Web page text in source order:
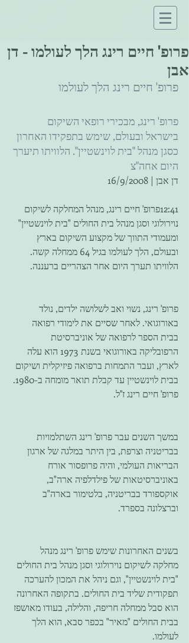
פרופ' חיים רינג הלך לעולמו - דן
אבן
פרופ' חיים רינג הלך לעולמו
פרופ' רינג, מבכירי רופאי השיקום
בישראל ובעולם, שימש בתפקידו האחרון
כסגן מנהל "בית לוינשטיין". הלוויתו תיערך
היום אחה"צ
דן אבן | 16/9/2008
12:41פרופ' חיים רינג, מנהל המחלקה לשיקום
נוירולוגי וסגן מנהל בית החולים "בית לוינשטיין"
ומעמודי התווך של מקצוע השיקום בארץ
ובעולם, הלך לעולמו בגיל 64 ממחלה קשה.
הלוויתו תערך היום אחר הצהריים ברעננה.
פרופ' רינג, נשוי ואב לשלושה ילדים, נולד
באורוגואי. לאחר שסיים את לימודי רפואה
בבית הספר לרפואה של אוניברסיטת
הרפובליקה באורוגואי בשנת 1973 הוא עלה
לארץ, ועבר התמחות ברפואה פיזיקלית ושיקום
בבית לוינשטיין עד קבלת תואר מומחה ב-1980.
פרופ' חיים רינג ז''ל.
במשך השנים עבר פרופ' רינג השתלמויות
בבריטניה וצרפת, בין היתר במלגה של ארגון
הבריאות העולמי, והיה פרופסור אורח
באוניברסיטאות של פילדלפיה ארה"ב,
אוקספורד בבריטניה, בלטימור בארה"ב
וברצלונה בספרד.
בשנים האחרונות שימש פרופ' רינג מנהל
מחלקה לשיקום נוירולוגי וסגן מנהל בית החולים
"בית לוינשטיין", וגם ניהל את המכון להערכה
תפקודית שליד בית החולים. בתקופה האחרונה
הוא סבל ממחלה חריפה, והלילה, בעודו מאושפז
בבית החולים "מאיר" בכפר סבא, הוא הלך
לעולמו.